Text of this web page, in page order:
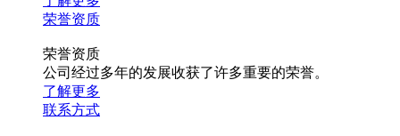
荣誉资质
荣誉资质
公司经过多年的发展收获了许多重要的荣誉。
了解更多
联系方式